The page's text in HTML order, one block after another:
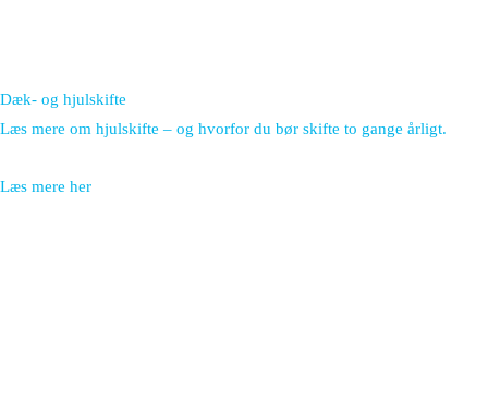
Dæk- og hjulskifte
Læs mere om hjulskifte – og hvorfor du bør skifte to gange årligt.
Læs mere her